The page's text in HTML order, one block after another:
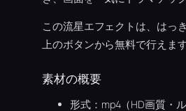
この流星エフェクトは、はっ
上のボタンから無料で行えま
素材の概要
形式：mp4（HD画質・